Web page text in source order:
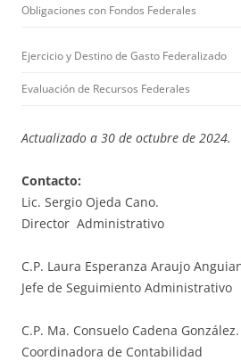
Obligaciones con Fondos Federales
Ejercicio y Destino de Gasto Federalizado
Evaluación de Recursos Federales
Actualizado a 30 de octubre de 2024.
Contacto:
Lic. Sergio Ojeda Cano.
Director Administrativo
C.P. Laura Esperanza Araujo
Jefe de Seguimiento Administrativo
C.P. Ma. Consuelo Cadena González.
Coordinadora de Contabilidad